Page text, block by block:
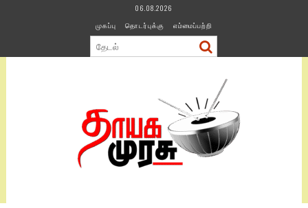
06.08.2026
முகப்பு
தொடர்புக்கு எம்மைப்பற்றி